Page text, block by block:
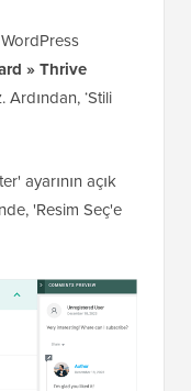
»Thrive
‘Stili
ayarının açık
'Resim Seç'e